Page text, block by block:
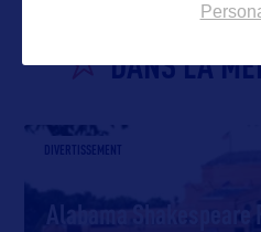
DANS LA
DIVERTISSEMENT
Alabama Shakespeare